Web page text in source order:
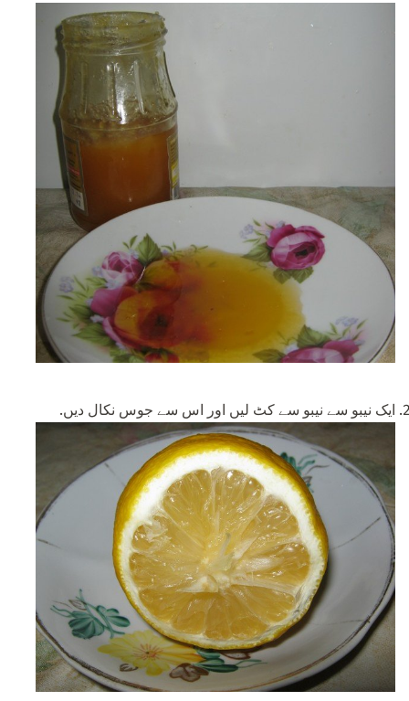
ایک نیبو سے نیبو سے کٹ لیں اور اس سے جوس نکال دیں.